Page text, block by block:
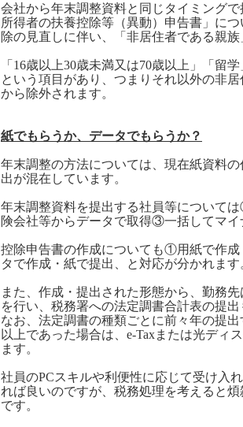
会社から年末調整資料と同じタイミング
所得者の扶養控除等（異動）申告書」に
除の見直しに伴い、「非居住者である親族
「 16歳以上30歳未満又は70歳以上」「留学
という項目があり、つまりそれ以外の非
から除外されます。
紙でもらうか、データでもらうか？
年末調整の方法については、現在紙資料
出が混在しています。
年末調整資料を提出する社員等について
険会社等からデータで取得③一括してマイ
控除申告書の作成についても①用紙で作
タで作成・紙で提出、と対応が分かれます
また、作成・提出された形態から、勤務
を行い、税務署への法定調書合計表の提
なお、法定調書の種類ごとに前々年の提
以上であった場合は、 e-Taxまたは光ディ
ます。
社員のPCスキルや利便性に応じて受け入
れば良いのですが、税務処理を考えると
です。